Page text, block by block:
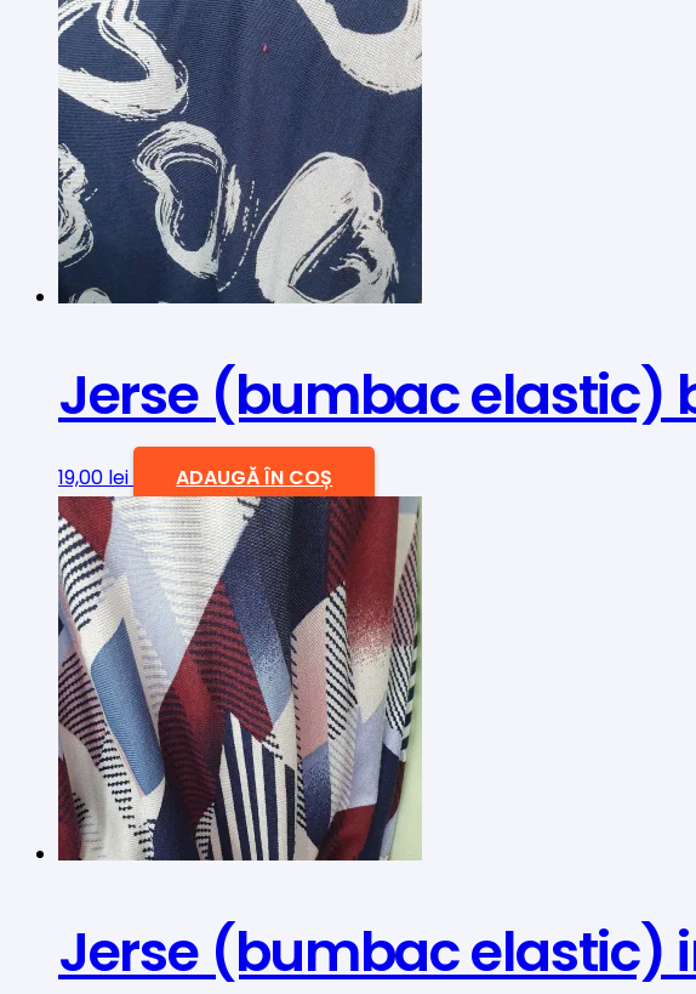
Jerse (bumbac elastic)
19,00 lei ADAUGĂ ÎN COȘ
Jerse (bumbac elastic)